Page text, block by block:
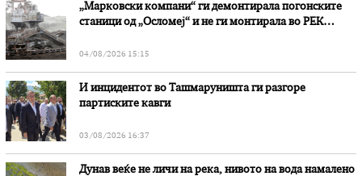
„Марковски компани“ ги демонтирала погонските
станици од „Осломеј“ и не ги монтирала во РЕК
04/08/2026 15:15
И инцидентот во Ташмаруништa ги разгоре
партиските кавги
03/08/2026 16:37
Дунав веќе не личи на река, нивото на вода намалено